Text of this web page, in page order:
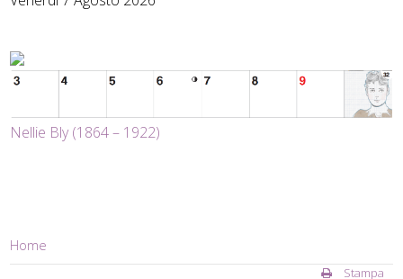
Nellie Bly (1864 – 1922)
Home
Stampa